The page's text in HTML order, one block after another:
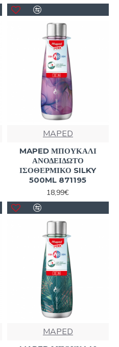
MAPED
MAPED ΜΠΟΥΚΑΛΙ
ΑΝΟΔΕΙΔΩΤΟ
ΙΣΟΘΕΡΜΙΚΟ SILKY
500ML 871195
18,99€
MAPED